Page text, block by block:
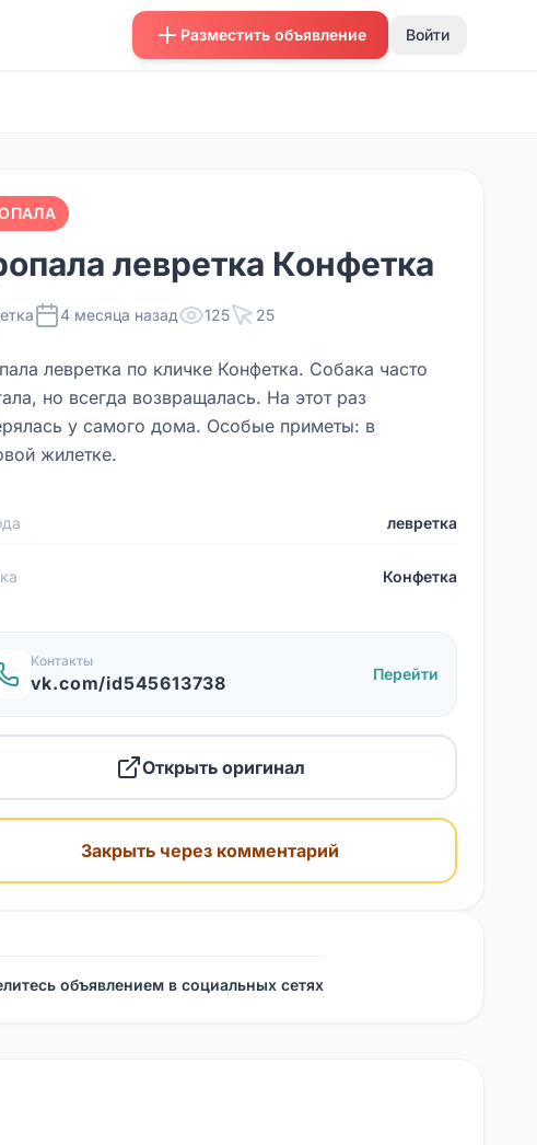
Разместить объявление Войти
левретка Конфетка
4 месяца назад 125 25
левретка по кличке Конфетка. Собака часто
но всегда возвращалась. На этот раз
у самого дома. Особые приметы: в
жилетке.
левретка
Конфетка
Контакты
vk.com/id545613738 Перейти
Открыть оригинал
Закрыть через комментарий
объявлением в социальных сетях